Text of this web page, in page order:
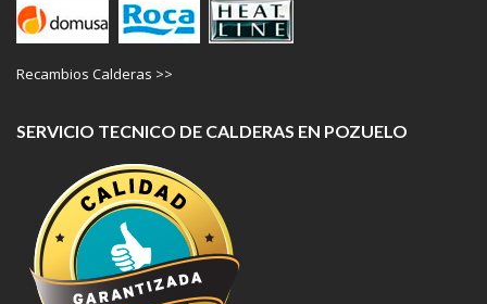
Recambios Calderas >>
SERVICIO TECNICO DE CALDERAS EN POZUELO